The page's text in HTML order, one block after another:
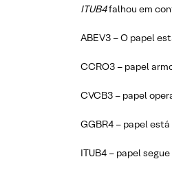
ITUB4falhou em
ABEV3 – O papel
CCRO3 – papel
CVCB3 – papel
GGBR4 – papel
ITUB4 – papel